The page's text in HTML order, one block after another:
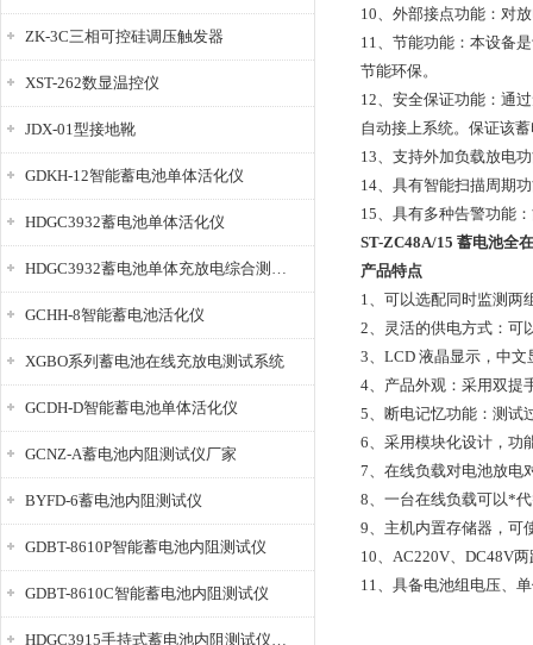
ZK-3C三相可控硅调压触发器
XST-262数显温控仪
JDX-01型接地靴
GDKH-12智能蓄电池单体活化仪
HDGC3932蓄电池单体活化仪
HDGC3932蓄电池单体充放电综合测试仪
GCHH-8智能蓄电池活化仪
XGBO系列蓄电池在线充放电测试系统
GCDH-D智能蓄电池单体活化仪
GCNZ-A蓄电池内阻测试仪厂家
BYFD-6蓄电池内阻测试仪
GDBT-8610P智能蓄电池内阻测试仪
GDBT-8610C智能蓄电池内阻测试仪
HDGC3915手持式蓄电池内阻测试仪厂家
10、外部接点功能：对
11、节能功能：本设备
节能环保。
12、安全保证功能：通
自动接上系统。保证该
13、支持外加负载放电
14、具有智能扫描周期
15、具有多种告警功能
ST-ZC48A/15 蓄电池全
产品特点
1、可以选配同时监测两
2、灵活的供电方式：可
3、LCD 液晶显示，中文
4、产品外观：采用双提
5、断电记忆功能：测试
6、采用模块化设计，功
7、在线负载对电池放电
8、一台在线负载可以*
9、主机内置存储器，可
10、AC220V、DC48V
11、具备电池组电压、